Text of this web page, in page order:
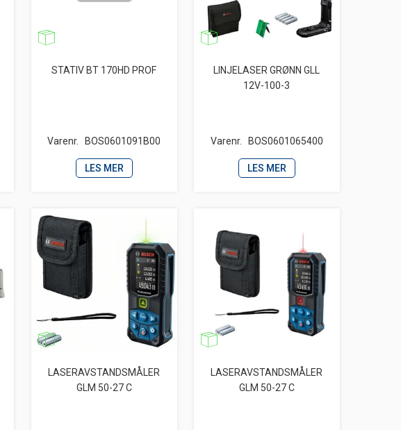
STATIV BT 170HD PROF
Varenr. BOS0601091B00
LES MER
LINJELASER GRØNN GLL
12V-100-3
Varenr. BOS0601065400
LES MER
LASERAVSTANDSMÅLER
GLM 50-27 C
LASERAVSTANDSMÅLER
GLM 50-27 C